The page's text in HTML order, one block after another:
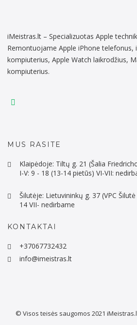
iMeistras.lt – Specializuotas Apple
Remontuojame Apple iPhone telefonus,
kompiuterius, Apple Watch laikrodžius,
kompiuterius.
MUS RASITE
Klaipėdoje: Tiltų g. 21 (Šalia
I-V: 9 - 18 (13-14 pietūs) VI-VII:
Šilutėje: Lietuvininkų g. 37 (VPC
14 VII- nedirbame
KONTAKTAI
+37067732432
info@imeistras.lt
© Visos teisės saugomos 2021